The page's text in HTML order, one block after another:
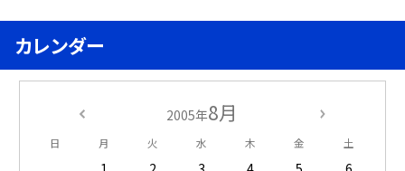
カレンダー
2005年8月
日 月 火 水 木 金 土